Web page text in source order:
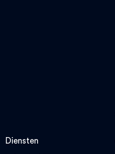
Diensten